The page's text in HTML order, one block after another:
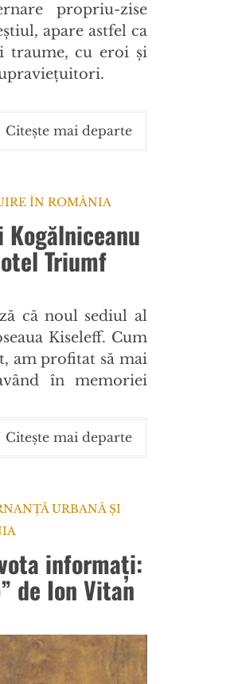
propriu-zise
apare astfel ca
traume, cu eroi şi
Citește mai departe
ÎN ROMÂNIA
Triumf
că noul sediul al
Kiseleff. Cum
am profitat să mai
în memoriei
Citește mai departe
URBANĂ ȘI
informați:
de Ion Vitan